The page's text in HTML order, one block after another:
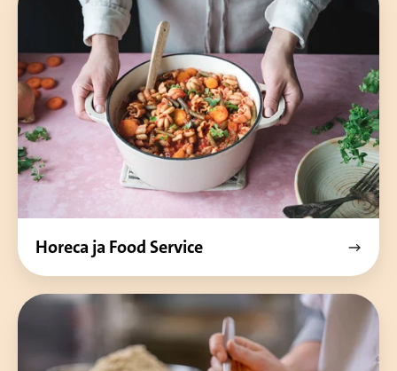
Horeca ja Food Service
ja
Service
Leipomot
ja